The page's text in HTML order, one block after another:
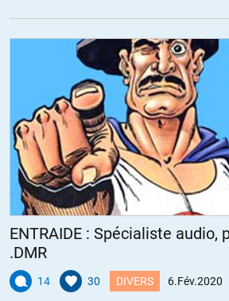
ENTRAIDE : Spécialiste audio,
.DMR
14 30 DIVERS 6.Fév.2020